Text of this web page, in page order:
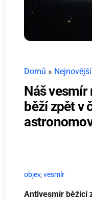
Domů »
Náš vesmír
běží zpět v
objev,vesmír
Antivesmír běžící